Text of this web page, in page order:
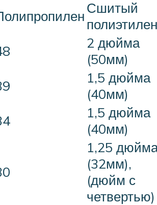
Сшитый
полиэтилен
2 дюйма
(50мм)
1,5 дюйма
(40мм)
1,5 дюйма
(40мм)
1,25
(32мм),
(дюйм с
четвертью)